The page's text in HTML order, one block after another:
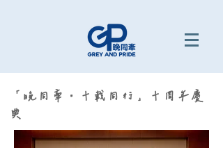
「晚同牽‧十載同行」十周年慶
典